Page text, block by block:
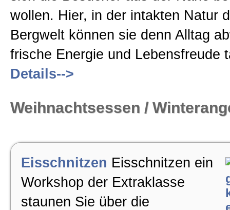
wollen. Hier, in der intakten Natur
Bergwelt können sie denn Alltag
frische Energie und Lebensfreude
Details-->
Weihnachtsessen /
Eisschnitzen Eisschnitzen ein
Workshop der Extraklasse
staunen Sie über die